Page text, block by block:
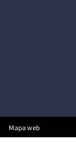
Mapa web